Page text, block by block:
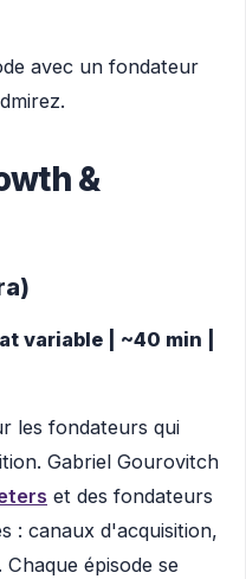
avec un fondateur
&
variable | ~40 min |
les fondateurs qui
Gabriel Gourovitch
et des fondateurs
: canaux d'acquisition,
épisode se